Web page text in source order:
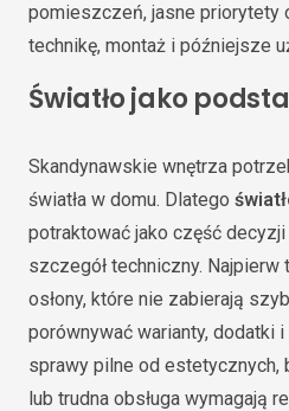
pomieszczeń, jasne priorytety
technikę, montaż i późniejsze
Światło jako
Skandynawskie wnętrza
światła w domu. Dlatego
potraktować jako część
szczegół techniczny. Najpierw
osłony, które nie zabierają
porównywać warianty, dodatki
sprawy pilne od
lub trudna obsługa wymagają